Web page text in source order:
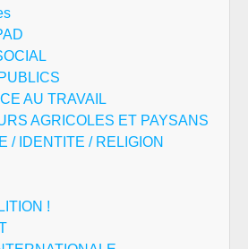
AU TRAVAIL
AGRICOLES ET PAYSANS
/ IDENTITE / RELIGION
!